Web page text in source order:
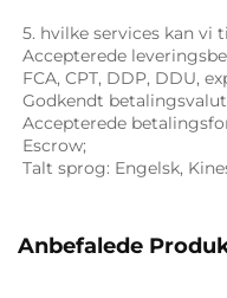
5. hvilke services kan vi
Accepterede
FCA, CPT, DDP, DDU,
Godkendt
Accepterede
Escrow;
Talt sprog: Engelsk,
Anbefalede